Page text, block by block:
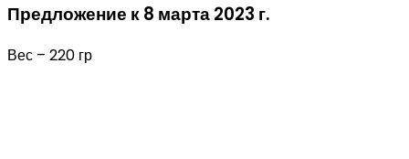
Предложение к 8 марта 2023 г.
Вес – 220 гр